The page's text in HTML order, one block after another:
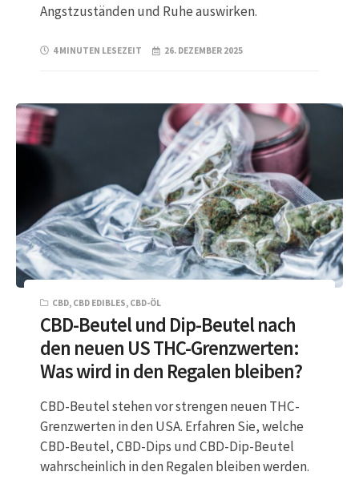
Angstzuständen und Ruhe auswirken.
4 MINUTEN LESEZEIT 26. DEZEMBER 2025
CBD, CBD EDIBLES, CBD-ÖL
CBD-Beutel und Dip-Beutel nach
den neuen US THC-Grenzwerten:
Was wird in den Regalen bleiben?
CBD-Beutel stehen vor strengen neuen THC-
Grenzwerten in den USA. Erfahren Sie, welche
CBD-Beutel, CBD-Dips und CBD-Dip-Beutel
wahrscheinlich in den Regalen bleiben werden.